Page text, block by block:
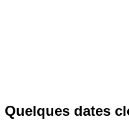
Quelques dates